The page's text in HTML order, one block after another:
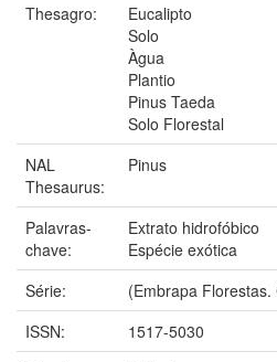
Thesagro:
Eucalipto
Solo
Àgua
Plantio
Pinus Taeda
Solo Florestal
NAL
Thesaurus:
Pinus
Palavras-
chave:
Extrato hidrofóbico
Espécie exótica
Série:
(Embrapa
ISSN:
1517-5030